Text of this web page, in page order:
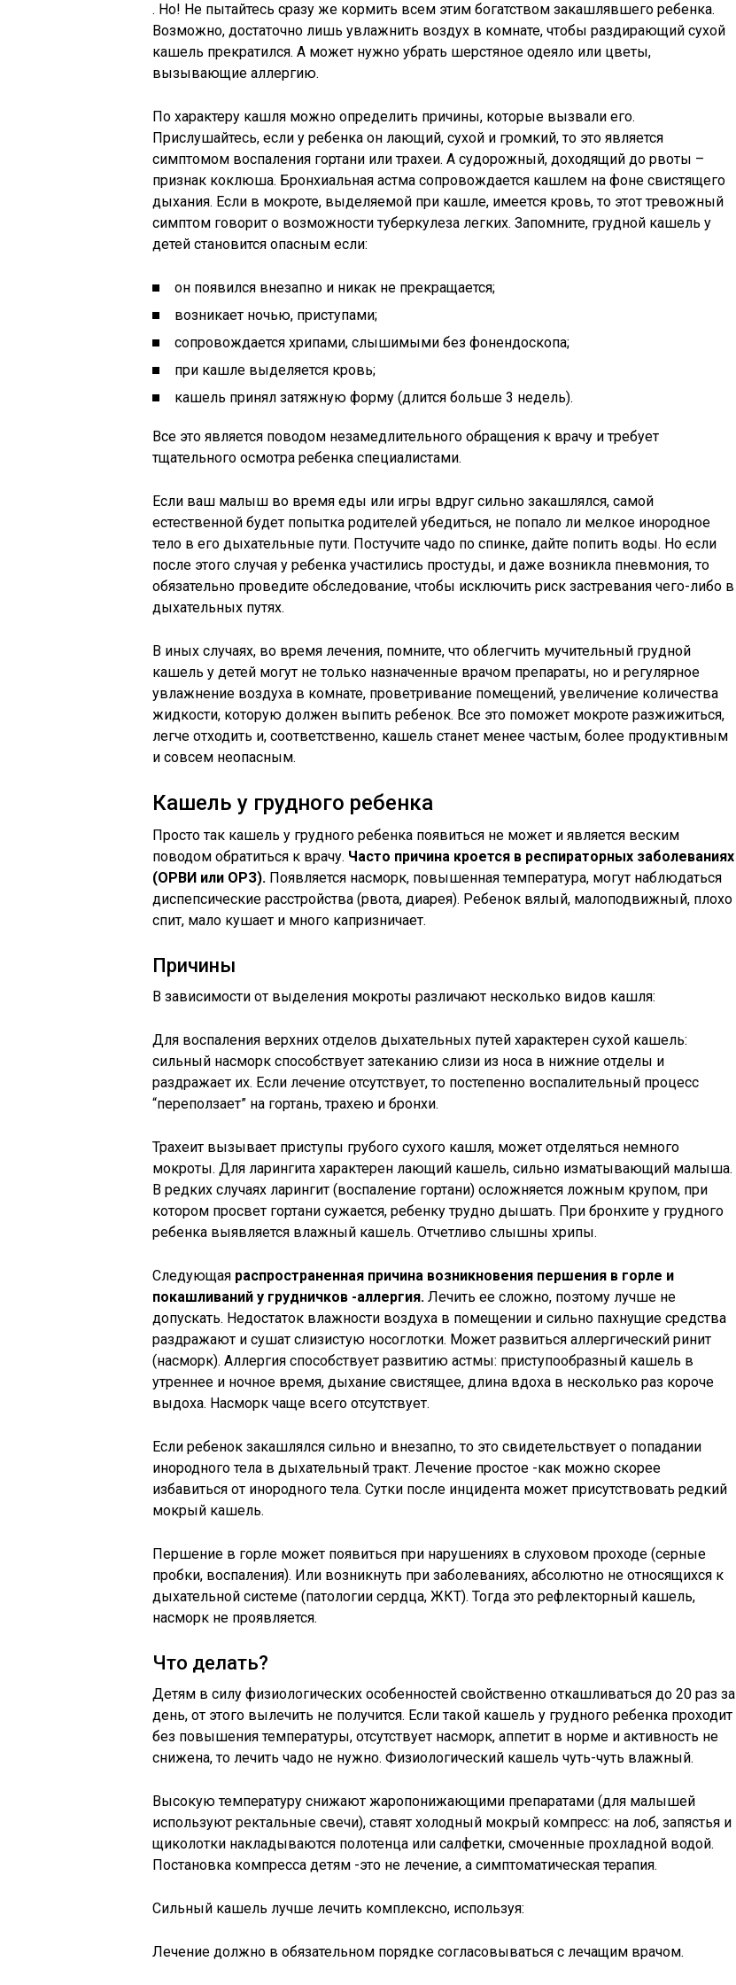
. Но! Не пытайтесь сразу же кормить всем этим богатством закашлявшего ребенка.
Возможно, достаточно лишь увлажнить воздух в комнате, чтобы раздирающий сухой
кашель прекратился. А может нужно убрать шерстяное одеяло или цветы,
вызывающие аллергию.
По характеру кашля можно определить причины, которые вызвали его.
Прислушайтесь, если у ребенка он лающий, сухой и громкий, то это является
симптомом воспаления гортани или трахеи. А судорожный, доходящий до рвоты –
признак коклюша. Бронхиальная астма сопровождается кашлем на фоне свистящего
дыхания. Если в мокроте, выделяемой при кашле, имеется кровь, то этот тревожный
симптом говорит о возможности туберкулеза легких. Запомните, грудной кашель у
детей становится опасным если:
он появился внезапно и никак не прекращается;
возникает ночью, приступами;
сопровождается хрипами, слышимыми без фонендоскопа;
при кашле выделяется кровь;
кашель принял затяжную форму (длится больше 3 недель).
Все это является поводом незамедлительного обращения к врачу и требует
тщательного осмотра ребенка специалистами.
Если ваш малыш во время еды или игры вдруг сильно закашлялся, самой
естественной будет попытка родителей убедиться, не попало ли мелкое инородное
тело в его дыхательные пути. Постучите чадо по спинке, дайте попить воды. Но если
после этого случая у ребенка участились простуды, и даже возникла пневмония, то
обязательно проведите обследование, чтобы исключить риск застревания чего-либо в
дыхательных путях.
В иных случаях, во время лечения, помните, что облегчить мучительный грудной
кашель у детей могут не только назначенные врачом препараты, но и регулярное
увлажнение воздуха в комнате, проветривание помещений, увеличение количества
жидкости, которую должен выпить ребенок. Все это поможет мокроте разжижиться,
легче отходить и, соответственно, кашель станет менее частым, более продуктивным
и совсем неопасным.
Кашель у грудного ребенка
Просто так кашель у грудного ребенка появиться не может и является веским
поводом обратиться к врачу. Часто причина кроется в респираторных заболеваниях
(ОРВИ или ОРЗ). Появляется насморк, повышенная температура, могут наблюдаться
диспепсические расстройства (рвота, диарея). Ребенок вялый, малоподвижный, плохо
спит, мало кушает и много капризничает.
Причины
В зависимости от выделения мокроты различают несколько видов кашля:
Для воспаления верхних отделов дыхательных путей характерен сухой кашель:
сильный насморк способствует затеканию слизи из носа в нижние отделы и
раздражает их. Если лечение отсутствует, то постепенно воспалительный процесс
“переползает” на гортань, трахею и бронхи.
Трахеит вызывает приступы грубого сухого кашля, может отделяться немного
мокроты. Для ларингита характерен лающий кашель, сильно изматывающий малыша.
В редких случаях ларингит (воспаление гортани) осложняется ложным крупом, при
котором просвет гортани сужается, ребенку трудно дышать. При бронхите у грудного
ребенка выявляется влажный кашель. Отчетливо слышны хрипы.
Следующая распространенная причина возникновения першения в горле и
покашливаний у грудничков -аллергия. Лечить ее сложно, поэтому лучше не
допускать. Недостаток влажности воздуха в помещении и сильно пахнущие средства
раздражают и сушат слизистую носоглотки. Может развиться аллергический ринит
(насморк). Аллергия способствует развитию астмы: приступообразный кашель в
утреннее и ночное время, дыхание свистящее, длина вдоха в несколько раз короче
выдоха. Насморк чаще всего отсутствует.
Если ребенок закашлялся сильно и внезапно, то это свидетельствует о попадании
инородного тела в дыхательный тракт. Лечение простое -как можно скорее
избавиться от инородного тела. Сутки после инцидента может присутствовать редкий
мокрый кашель.
Першение в горле может появиться при нарушениях в слуховом проходе (серные
пробки, воспаления). Или возникнуть при заболеваниях, абсолютно не относящихся к
дыхательной системе (патологии сердца, ЖКТ). Тогда это рефлекторный кашель,
насморк не проявляется.
Что делать?
Детям в силу физиологических особенностей свойственно откашливаться до 20 раз за
день, от этого вылечить не получится. Если такой кашель у грудного ребенка проходит
без повышения температуры, отсутствует насморк, аппетит в норме и активность не
снижена, то лечить чадо не нужно. Физиологический кашель чуть-чуть влажный.
Высокую температуру снижают жаропонижающими препаратами (для малышей
используют ректальные свечи), ставят холодный мокрый компресс: на лоб, запястья и
щиколотки накладываются полотенца или салфетки, смоченные прохладной водой.
Постановка компресса детям -это не лечение, а симптоматическая терапия.
Сильный кашель лучше лечить комплексно, используя:
Лечение должно в обязательном порядке согласовываться с лечащим врачом.